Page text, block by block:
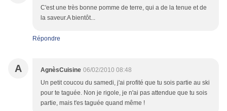
C'est une très bonne pomme de terre, qui a de la tenue et de
la saveur.A bientôt...
Répondre
A AgnèsCuisine 06/02/2010 08:48
Un petit coucou du samedi, j'ai profité que tu sois partie au ski
pour te taguée. Non je rigole, je n'ai pas attendue que tu sois
partie, mais t'es taguée quand même !